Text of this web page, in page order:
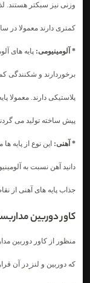
وزنی نیز سبکتر هستند.
کمتری دارند معمولا در
* آلومینیومی: پایه های
برخوردارند و شکنندگی
پیش ساخته تولید می
* آهنی: این نوع از
دانید آهن نسبت به
جذاب پایه های آهنی از
کاور دوربین
منظور از کاور دوربین
که دوربین و لنز در آن